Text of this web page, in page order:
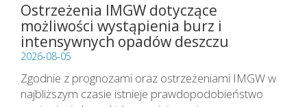
Ostrzeżenia IMGW dotyczące
możliwości wystąpienia burz i
intensywnych opadów deszczu
2026-08-05
Zgodnie z prognozami oraz ostrzeżeniami IMGW w
najbliższym czasie istnieje prawdopodobieństwo